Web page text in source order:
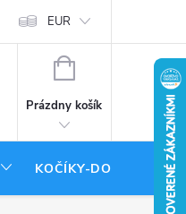
EUR
NÁKUPNÝ
Prázdny košík
KOČÍKY-DOPLNKY